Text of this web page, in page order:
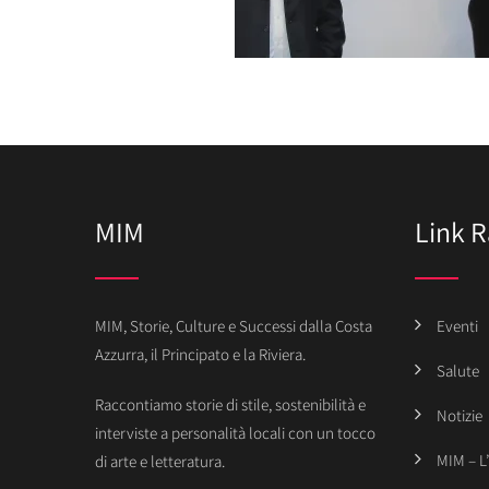
MIM
MIM, Storie, Culture e Successi dalla Costa
Azzurra, il Principato e la Riviera.
Raccontiamo storie di stile, sostenibilità e
interviste a personalità locali con un tocco
di arte e letteratura.
Link
Eventi
Salute
Notizie
MIM –